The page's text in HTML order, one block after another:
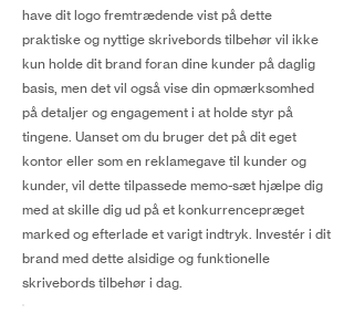
have dit logo fremtrædende vist på dette
praktiske og nyttige skrivebords tilbehør vil ikke
kun holde dit brand foran dine kunder på daglig
basis, men det vil også vise din opmærksomhed
på detaljer og engagement i at holde styr på
tingene. Uanset om du bruger det på dit eget
kontor eller som en reklamegave til kunder og
kunder, vil dette tilpassede memo-sæt hjælpe dig
med at skille dig ud på et konkurrencepræget
marked og efterlade et varigt indtryk. Investér i dit
brand med dette alsidige og funktionelle
skrivebords tilbehør i dag.